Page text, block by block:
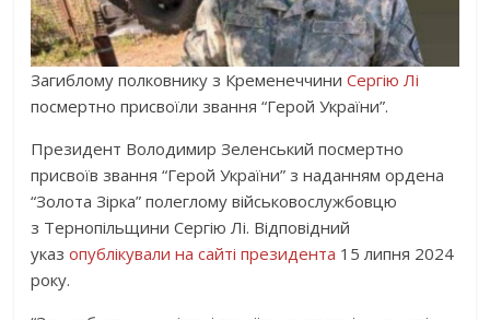
Загиблому полковнику з КременеччиниСергію Лі
посмертно присвоїли звання “Герой України”.
Президент Володимир Зеленський посмертно
присвоїв звання “Герой України” з наданням ордена
“Золота Зірка” полеглому військовослужбовцю
з Тернопільщини Сергію Лі. Відповідний
указ опублікували на сайті президента 15 липня 2024
року.